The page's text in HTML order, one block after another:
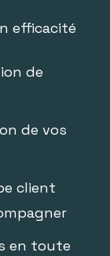
efficacité
de
de vos
client
en toute